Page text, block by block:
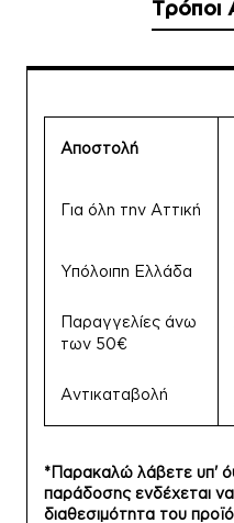
Τρόποι
Αποστολή
Για όλη την Αττική
Υπόλοιπη Ελλάδα
Παραγγελίες άνω
των 50€
Αντικαταβολή
*Παρακαλώ λάβετε υπ'
παράδοσης ενδέχεται
διαθεσιμότητα του